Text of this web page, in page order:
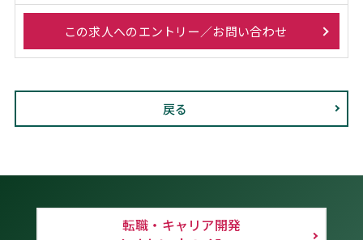
この求人へのエントリー／お問い合わせ
戻る
転職・キャリア開発